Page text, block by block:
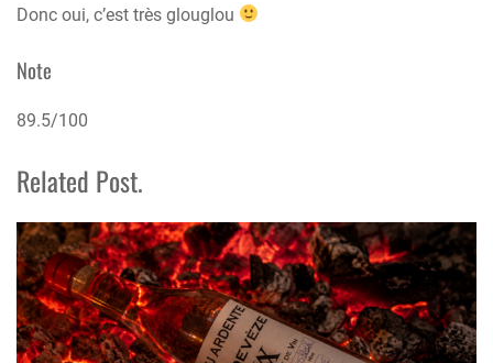
Donc oui, c’est très glouglou
Note
89.5/100
Related Post.